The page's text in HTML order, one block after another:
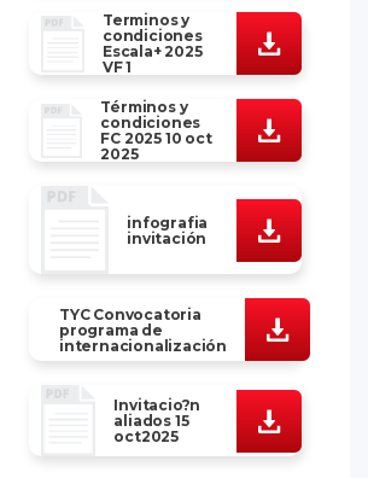
Terminos y
condiciones
Escala+ 2025
VF 1
Términos y
condiciones
FC 2025 10 oct
2025
infografia
invitación
TYC Convocatoria
programa de
internacionalización
Invitacio?n
aliados 15
oct2025